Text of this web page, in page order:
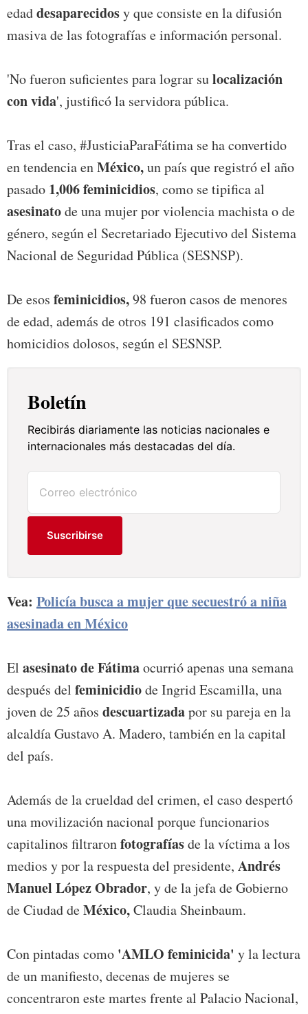
edaddesaparecidosy que consiste en la difusión
masiva de las fotografías e información personal.
'No fueron suficientes para lograr sulocalización
con vida', justificó la servidora pública.
Tras el caso, #JusticiaParaFátima se ha convertido
en tendencia enMéxico,un país que registró el año
pasado 1,006 feminicidios, como se tipifica al
asesinatode una mujer por violencia machista o de
género, según el Secretariado Ejecutivo del Sistema
Nacional de Seguridad Pública (SESNSP).
De esos feminicidios,98 fueron casos de menores
de edad, además de otros 191 clasificados como
homicidios dolosos, según el SESNSP.
Boletín
Recibirás diariamente las noticias nacionales e
internacionales más destacadas del día.
Suscribirse
Vea: Policía busca a mujer que secuestró a niña
asesinada en México
El asesinato de Fátimaocurrió apenas una semana
después del feminicidiode Ingrid Escamilla, una
joven de 25 años descuartizadapor su pareja en la
alcaldía Gustavo A. Madero, también en la capital
del país.
Además de la crueldad del crimen, el caso despertó
una movilización nacional porque funcionarios
capitalinos filtraronfotografíasde la víctima a los
medios y por la respuesta del presidente, Andrés
Manuel López Obrador, y de la jefa de Gobierno
de Ciudad deMéxico,Claudia Sheinbaum.
Con pintadas como 'AMLO feminicida' y la lectura
de un manifiesto, decenas de mujeres se
concentraron este martes frente al Palacio Nacional,